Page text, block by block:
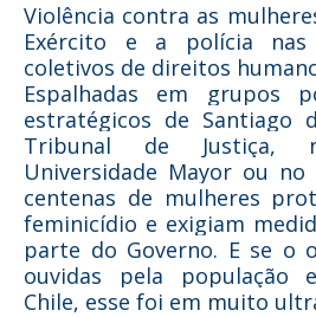
Violência contra as
Exército e a polícia nas
coletivos de direitos
Espalhadas em grupos
estratégicos de Santiago
Tribunal de Justiça,
Universidade Mayor ou no
centenas de mulheres
feminicídio e exigiam
parte do Governo. E se o
ouvidas pela população
Chile, esse foi em muito